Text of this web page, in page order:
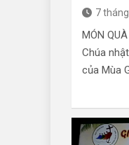
7
MÓN
Chúa
của Mùa